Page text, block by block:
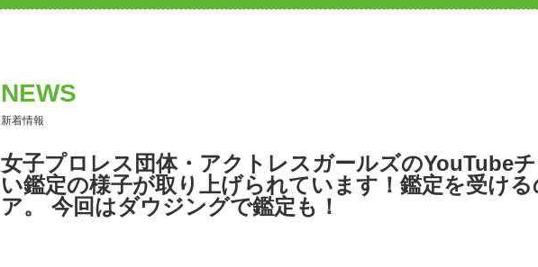
NEWS
新着情報
女子プロレス団体・アクトレスガールズのYouTube
い鑑定の様子が取り上げられています！鑑定を受け
ア。 今回はダウジングで鑑定も！